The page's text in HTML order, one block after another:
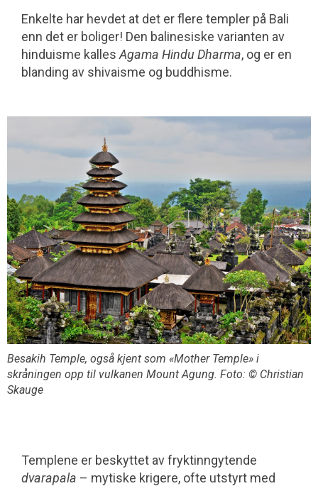
Enkelte har hevdet at det er flere templer på Bali
enn det er boliger! Den balinesiske varianten av
hinduisme kalles Agama Hindu Dharma, og er en
blanding av shivaisme og buddhisme.
Besakih Temple, også kjent som «Mother Temple» i
skråningen opp til vulkanen Mount Agung. Foto: © Christian
Skauge
Templene er beskyttet av fryktinngytende
dvarapala – mytiske krigere, ofte utstyrt med